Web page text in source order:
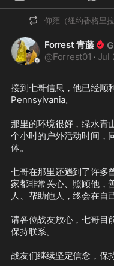
仰雍（纽约香格里拉
Forrest 青藤
@Forrest01 · Jul
接到七哥信息，他已经
Pennsylvania。
那里的环境很好，绿水青
个小时的户外活动时间，
体。
七哥在那里还遇到了许多
家都非常关心、照顾他，
人、帮助他人，终会在自
请各位战友放心，七哥目
保持联系。
战友们继续坚定信念，保